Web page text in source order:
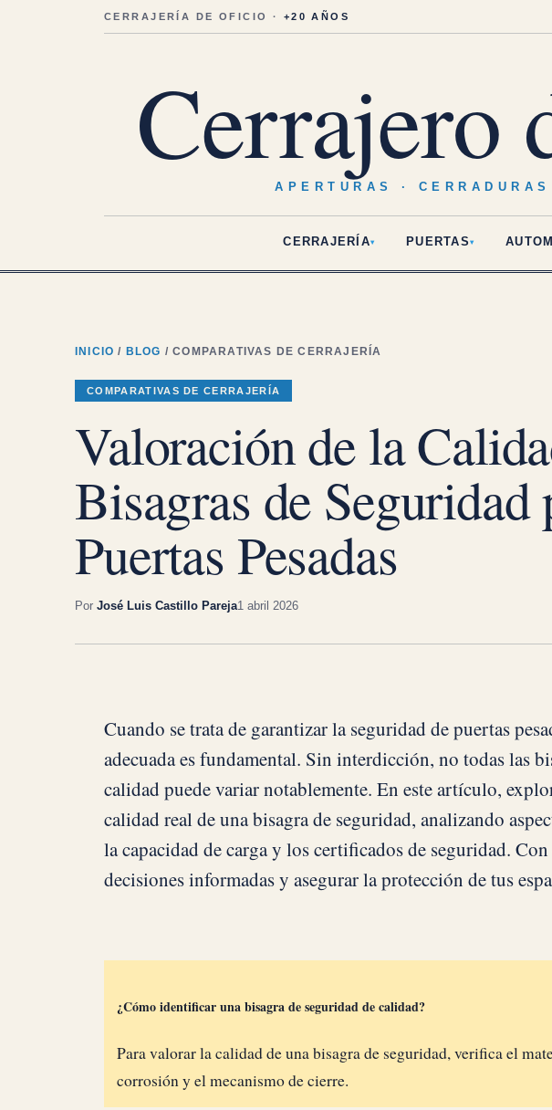
CERRAJERÍA DE OFICIO · +20 AÑOS
Cerrajero
APERTURAS ·
CERRAJERÍA▾ PUERTAS ▾
INICIO / BLOG / COMPARATIVAS DE CERRAJERÍA
COMPARATIVAS DE CERRAJERÍA
Valoración de la
Bisagras de Seguridad
Puertas Pesadas
Por José Luis Castillo Pareja1 abril 2026
Cuando se trata de garantizar la seguridad de puertas
adecuada es fundamental. Sin interdicción, no todas las
calidad puede variar notablemente. En este artículo,
calidad real de una bisagra de seguridad, analizando
la capacidad de carga y los certificados de seguridad.
decisiones informadas y asegurar la protección de tus
¿Cómo identificar una bisagra de seguridad de calidad?
Para valorar la calidad de una bisagra de seguridad, verifica el
corrosión y el mecanismo de cierre.